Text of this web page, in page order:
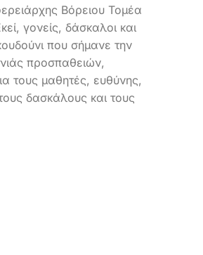
Βόρειου Τομέα
γονείς, δάσκαλοι και
που σήμανε την
προσπαθειών,
τους μαθητές, ευθύνης,
δασκάλους και τους